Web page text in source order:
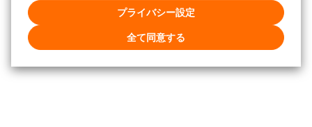
から収集した他の情報と組み合わせることがあります。当
社ウェブサイトのクッキー設定をカスタマイズするには、
「プライバシー設定」をクリックしてください。
プライバシー設定
全て同意する